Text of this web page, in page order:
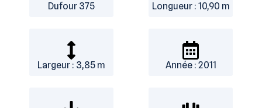
Dufour 375 Longueur : 10,90 m
Largeur : 3,85 m Année : 2011